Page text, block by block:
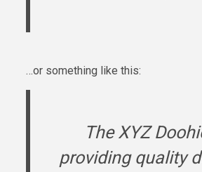
…or something like this:
The XYZ
providing quality